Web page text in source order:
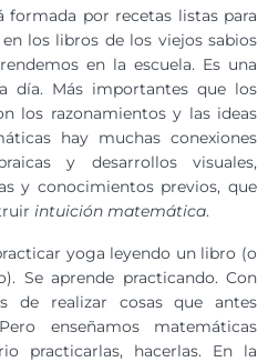
por recetas listas para
los libros de los viejos sabios
en la escuela. Es una
día. Más importantes que los
los razonamientos y las ideas
hay muchas conexiones
y desarrollos visuales,
y conocimientos previos, que
intuición matemática.
yoga leyendo un libro (o
Se aprende practicando. Con
de realizar cosas que antes
enseñamos matemáticas
practicarlas, hacerlas. En la